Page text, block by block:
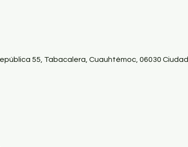
55, Tabacalera, Cuauhtémoc, 06030 Ciudad